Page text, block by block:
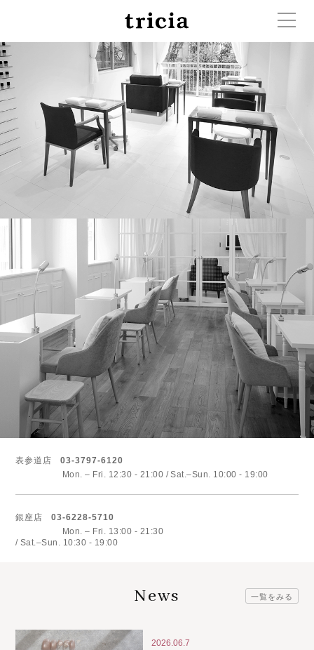
表参道店
03-3797-6120
Mon. – Fri. 12:30 - 21:00
Sat.–Sun. 10:00 - 19:00
銀座店
03-6228-5710
Mon. – Fri. 13:00 - 21:30
Sat.–Sun. 10:30 - 19:00
News 一覧をみる
2026.06.7